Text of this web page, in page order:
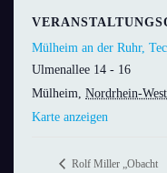
Mülheim an der Ruhr,
Ulmenallee 14 - 16
Mülheim Nordrhein-
Karte anzeigen
Rolf Miller „Obacht